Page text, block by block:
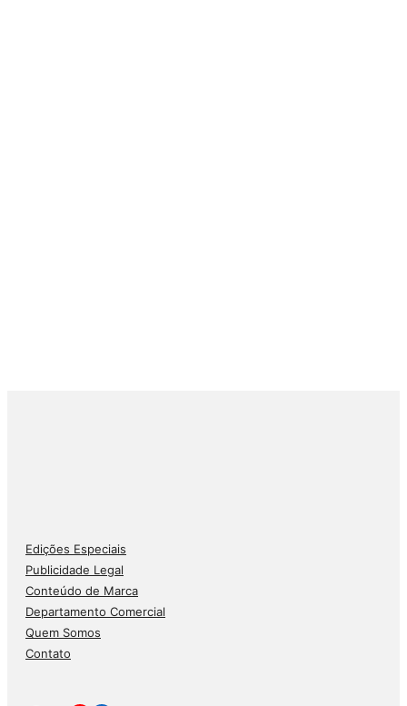
Edições Especiais
Publicidade Legal
Conteúdo de Marca
Departamento Comercial
Quem Somos
Contato